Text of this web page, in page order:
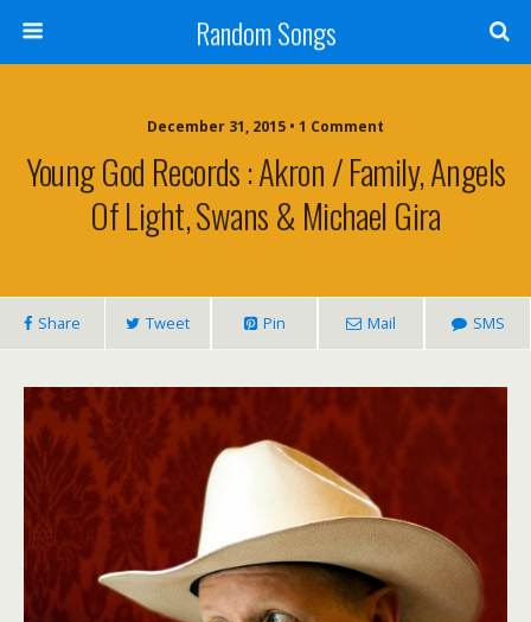
Random Songs
December 31, 2015 • 1 Comment
Young God Records : Akron / Family, Angels
Of Light, Swans & Michael Gira
Share Tweet Pin Mail SMS